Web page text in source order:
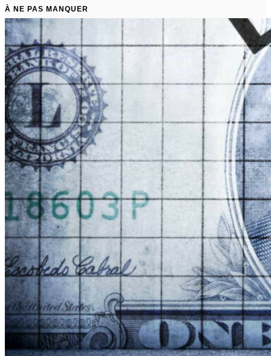
À NE PAS MANQUER